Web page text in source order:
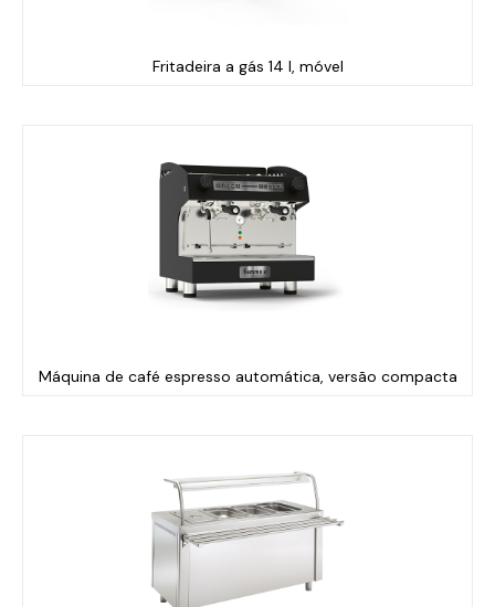
Fritadeira a gás 14 l, móvel
Máquina de café espresso automática, versão compacta